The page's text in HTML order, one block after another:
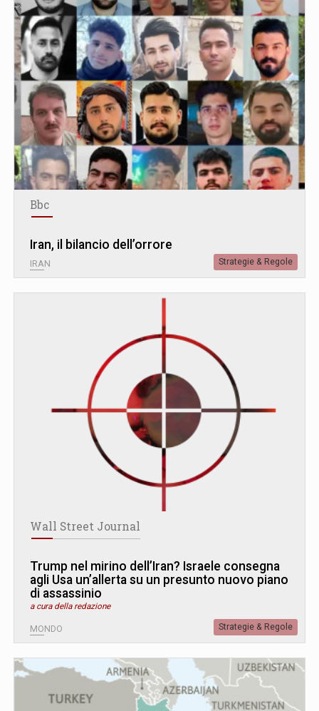
Bbc
Iran, il bilancio dell’orrore
IRAN Strategie & Regole
Wall Street Journal
Trump nel mirino dell’Iran? Israele consegna
agli Usa un’allerta su un presunto nuovo piano
di assassinio
a cura della redazione
MONDO Strategie & Regole